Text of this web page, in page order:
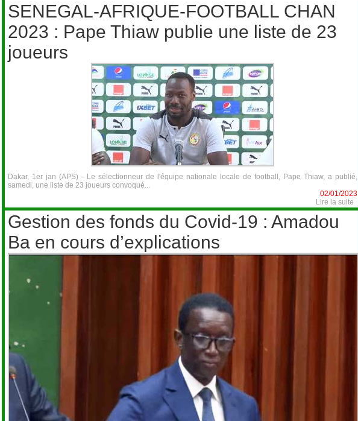
SENEGAL-AFRIQUE-FOOTBALL CHAN
2023 : Pape Thiaw publie une liste de 23
joueurs
Dakar, 1er jan (APS) - Le sélectionneur de l'équipe nationale locale de football, Pape Thiaw, a publié,
samedi, une liste de 23 joueurs convoqué...
02/01/2023
Lire la suite
Gestion des fonds du Covid-19 : Amadou
Ba en cours d’explications